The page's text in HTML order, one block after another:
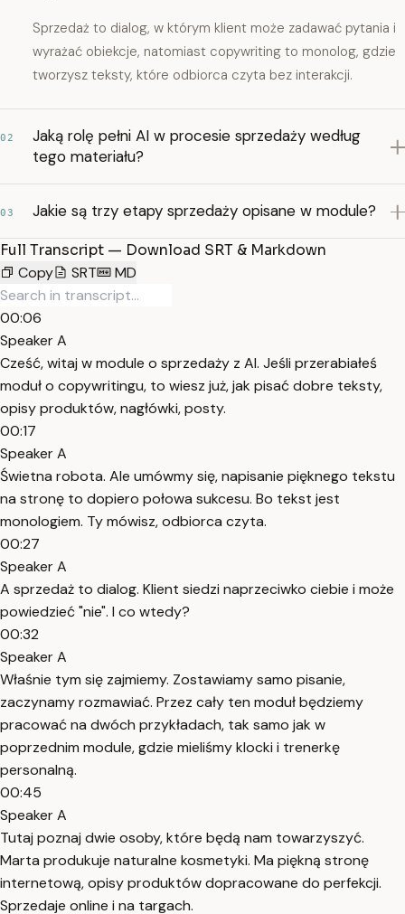
Sprzedaż to dialog, w którym klient może zadawać pytania i
wyrażać obiekcje, natomiast copywriting to monolog, gdzie
tworzysz teksty, które odbiorca czyta bez interakcji.
02
Jaką rolę pełni AI w procesie sprzedaży według
tego materiału?
03 Jakie są trzy etapy sprzedaży opisane w module?
Full Transcript — Download SRT & Markdown
Copy
SRT MD
00:06
Speaker A
Cześć, witaj w module o sprzedaży z AI. Jeśli przerabiałeś
moduł o copywritingu, to wiesz już, jak pisać dobre teksty,
opisy produktów, nagłówki, posty.
00:17
Speaker A
Świetna robota. Ale umówmy się, napisanie pięknego tekstu
na stronę to dopiero połowa sukcesu. Bo tekst jest
monologiem. Ty mówisz, odbiorca czyta.
00:27
Speaker A
A sprzedaż to dialog. Klient siedzi naprzeciwko ciebie i może
powiedzieć "nie". I co wtedy?
00:32
Speaker A
Właśnie tym się zajmiemy. Zostawiamy samo pisanie,
zaczynamy rozmawiać. Przez cały ten moduł będziemy
pracować na dwóch przykładach, tak samo jak w
poprzednim module, gdzie mieliśmy klocki i trenerkę
personalną.
00:45
Speaker A
Tutaj poznaj dwie osoby, które będą nam towarzyszyć.
Marta produkuje naturalne kosmetyki. Ma piękną stronę
internetową, opisy produktów dopracowane do perfekcji.
Sprzedaje online i na targach.